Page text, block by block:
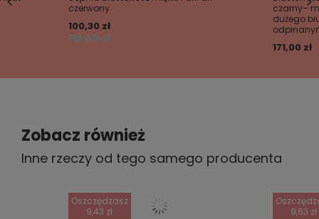
czerwony
118,00 zł
100,30 zł
czarny–
dużego
171,00 zł
Zobacz również
Inne rzeczy od tego samego producenta
Oszczędzasz
9,43 zł
9,63 zł